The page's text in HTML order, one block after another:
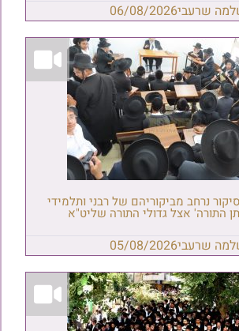
שרעבי06/08/2026
נרחב מביקוריהם של רבני ותלמידי
התורה' אצל גדולי התורה שליט"א
שרעבי05/08/2026